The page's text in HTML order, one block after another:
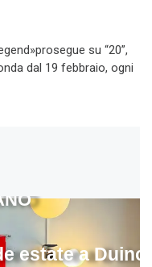
su “20”,
dal 19 febbraio, ogni
estate a